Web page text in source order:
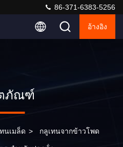
86-371-6383-5256
อ้างอิง
ภัณฑ์
นเมล็ด > กลูเทนจากข้าวโพด